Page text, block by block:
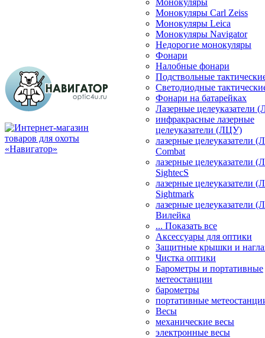
Монокуляры
Монокуляры Carl Zeiss
Монокуляры Leica
Монокуляры Navigator
Недорогие монокуляры
Фонари
Налобные фонари
Подствольные
Светодиодные
Фонари на батарейках
Лазерные целеуказатели
инфракрасные лазерные
целеуказатели (ЛЦУ)
лазерные целеуказатели
Combat
лазерные целеуказатели
SightecS
лазерные целеуказатели
Sightmark
лазерные целеуказатели
Вилейка
... Показать все
Аксессуары для оптики
Защитные крышки и
Чистка оптики
Барометры и портативные
метеостанции
барометры
портативные
Весы
механические весы
электронные весы